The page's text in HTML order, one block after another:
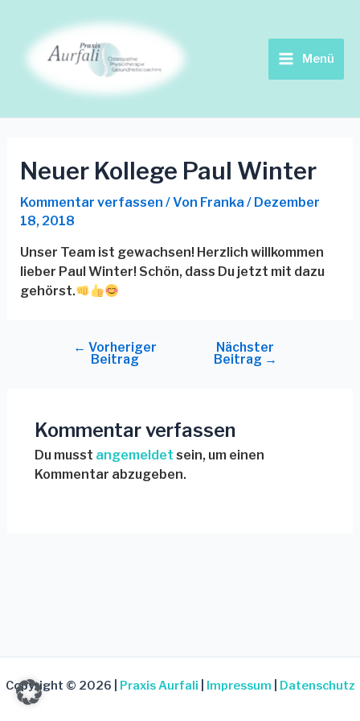
springen
Menu
Menü
Neuer Kollege Paul Winter
Kommentar verfassen / Von Franka / Dezember
18, 2018
Unser Team ist gewachsen! Herzlich willkommen
lieber Paul Winter! Schön, dass Du jetzt mit dazu
gehörst.
Navigation
← Vorheriger
Beitrag
Nächster
Beitrag →
Kommentar verfassen
Du musst angemeldet sein, um einen
Kommentar abzugeben.
Copyright © 2026 | Praxis Aurfali Impressum Datenschutz